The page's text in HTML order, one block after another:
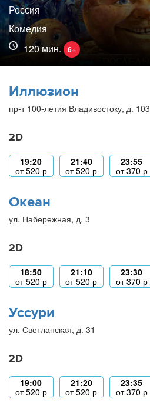
Россия
Комедия
120 мин.
6+
Иллюзион
пр-т 100-летия Владивостоку, д. 103
2D
19:20
от520 р
21:40
от520 р
23:55
от370 р
Океан
ул. Набережная, д. 3
2D
18:50
от520 р
21:10
от520 р
23:30
от370 р
Уссури
ул. Светланская, д. 31
2D
19:00
от520 р
21:20
от520 р
23:35
от370 р